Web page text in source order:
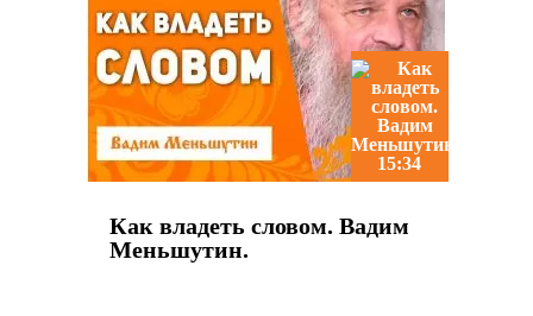
15:34
Как владеть словом. Вадим
Меньшутин.